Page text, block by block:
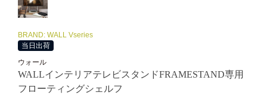
BRAND: WALL Vseries
当日出荷
ウォール
WALLインテリアテレビスタンドFRAMESTAND専用
フローティングシェルフ